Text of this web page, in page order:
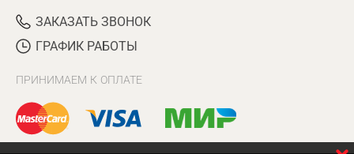
ЗАКАЗАТЬ ЗВОНОК
ГРАФИК РАБОТЫ
ПРИНИМАЕМ К ОПЛАТЕ